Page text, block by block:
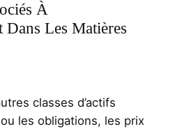
À
Dans Les Matières
classes d’actifs
les obligations, les prix